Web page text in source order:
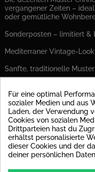
vergangener Zeiten –
oder gemütliche
Sonderposten – limitiert &
Mediterraner Vintage-
Sanfte, traditionelle
Used-Optik für eine
Für alle, die das
Bastide – ein Hauch
Für eine optimal
sozialer Medien und aus
Laden, der Verwendung
Cookies von sozialen
Drittparteien hast du
erhältst personalisierte
dieser Cookies und der
deiner persönlichen